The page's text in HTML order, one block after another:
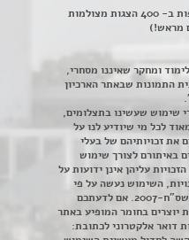
חדר הצפייה מרווח ובו ניתן לצפות ב- 400 הצגות מצולמות
מראש!)
ומחקר שאיננו מסחרי,
התמונות שבאתר הארכיון
שימוש שעשינו בתצלומים,
לכל מי שיודיע לנו על
את זכויותיהם של בעלי
באיתורם לצורך שימוש
עליהן אינן ידועות על
השימוש נעשה על פי
סעיף 27א לחוק זכויות יוצרים תשס"ח-2007. אם לדעתכם
יוצרים בחומר המופיע באתר
דואר אלקטרוני לכתובת: